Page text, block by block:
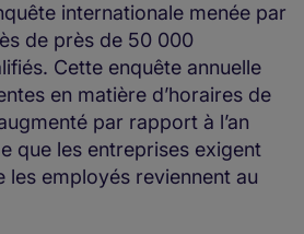
internationale menée par
de près de 50 000
Cette enquête annuelle
en matière d’horaires de
par rapport à l’an
que les entreprises exigent
les employés reviennent au